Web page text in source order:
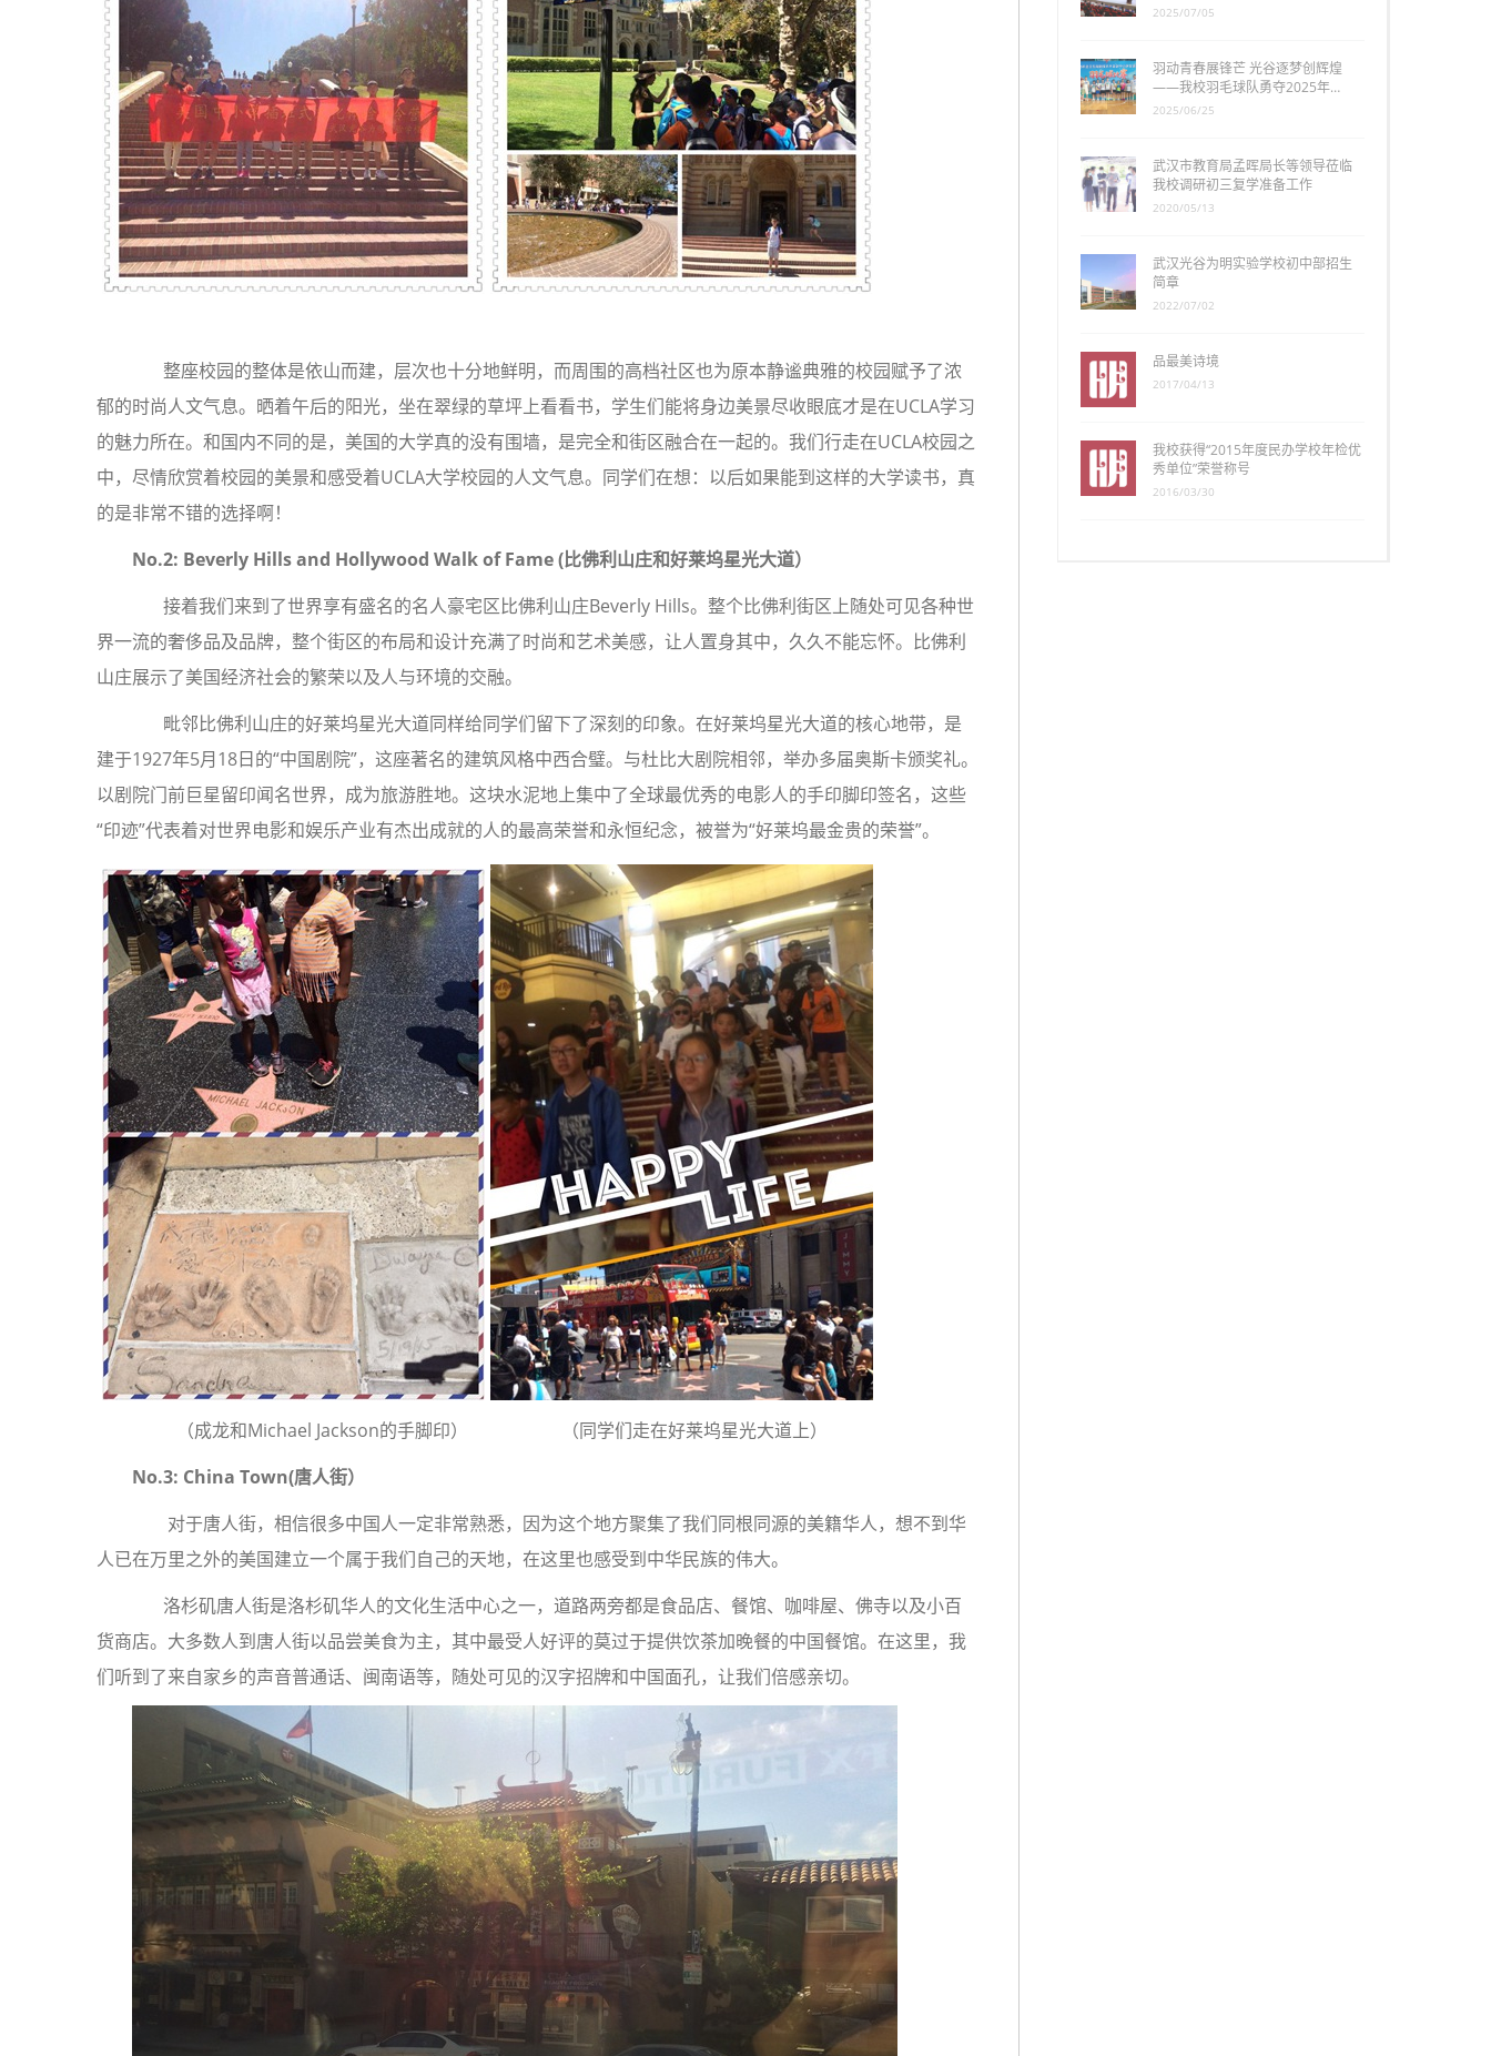
整座校园的整体是依山而建，层次也十分地鲜明，而周围的高档社区也为原本静谧典雅的校园赋予了浓
郁的时尚人文气息。晒着午后的阳光，坐在翠绿的草坪上看看书，学生们能将身边美景尽收眼底才是在UCLA学习
的魅力所在。和国内不同的是，美国的大学真的没有围墙，是完全和街区融合在一起的。我们行走在UCLA校园之
中，尽情欣赏着校园的美景和感受着UCLA大学校园的人文气息。同学们在想：以后如果能到这样的大学读书，真
的是非常不错的选择啊！
No.2: Beverly Hills and Hollywood Walk of Fame (比佛利山庄和好莱坞星光大道）
接着我们来到了世界享有盛名的名人豪宅区比佛利山庄Beverly Hills。整个比佛利街区上随处可见各种世
界一流的奢侈品及品牌，整个街区的布局和设计充满了时尚和艺术美感，让人置身其中，久久不能忘怀。比佛利
山庄展示了美国经济社会的繁荣以及人与环境的交融。
毗邻比佛利山庄的好莱坞星光大道同样给同学们留下了深刻的印象。在好莱坞星光大道的核心地带，是
建于1927年5月18日的“中国剧院”，这座著名的建筑风格中西合璧。与杜比大剧院相邻，举办多届奥斯卡颁奖礼。
以剧院门前巨星留印闻名世界，成为旅游胜地。这块水泥地上集中了全球最优秀的电影人的手印脚印签名，这些
“印迹”代表着对世界电影和娱乐产业有杰出成就的人的最高荣誉和永恒纪念，被誉为“好莱坞最金贵的荣誉”。
（成龙和Michael Jackson的手脚印） （同学们走在好莱坞星光大道上）
No.3: China Town(唐人街）
对于唐人街，相信很多中国人一定非常熟悉，因为这个地方聚集了我们同根同源的美籍华人，想不到华
人已在万里之外的美国建立一个属于我们自己的天地，在这里也感受到中华民族的伟大。
洛杉矶唐人街是洛杉矶华人的文化生活中心之一，道路两旁都是食品店、餐馆、咖啡屋、佛寺以及小百
货商店。大多数人到唐人街以品尝美食为主，其中最受人好评的莫过于提供饮茶加晚餐的中国餐馆。在这里，我
们听到了来自家乡的声音普通话、闽南语等，随处可见的汉字招牌和中国面孔，让我们倍感亲切。
2025/07/05
羽动青春展锋芒 光谷逐梦创辉煌
——我校羽毛球队勇夺2025年…
2025/06/25
武汉市教育局孟晖局长等领导莅临
我校调研初三复学准备工作
2020/05/13
武汉光谷为明实验学校初中部招生
简章
2022/07/02
品最美诗境
2017/04/13
我校获得“2015年度民办学校年检优
秀单位”荣誉称号
2016/03/30